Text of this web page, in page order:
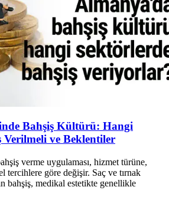
Bahşiş Kültürü: Hangi
Verilmeli ve Beklentiler
verme uygulaması, hizmet türüne,
tercihlere göre değişir. Saç ve tırnak
bahşiş, medikal estetikte genellikle